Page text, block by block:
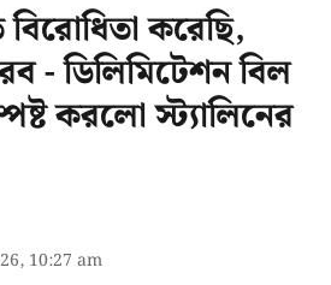
করেছি,
- ডিলিমিটেশন বিল
করলো স্ট্যালিনের
10:27 am